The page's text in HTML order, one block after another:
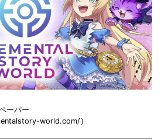
ーパー
world.com/）